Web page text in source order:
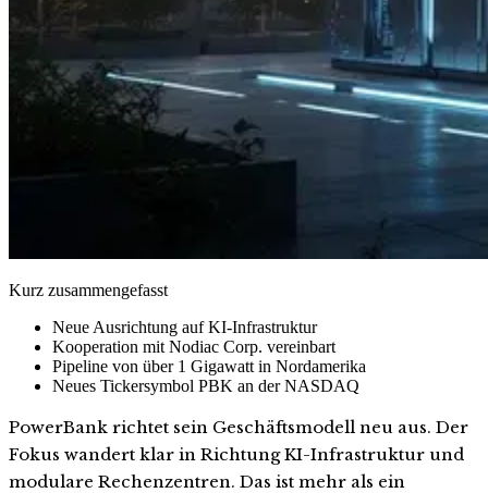
Kurz zusammengefasst
Neue Ausrichtung auf KI-Infrastruktur
Kooperation mit Nodiac Corp. vereinbart
Pipeline von über 1 Gigawatt in Nordamerika
Neues Tickersymbol PBK an der NASDAQ
PowerBank richtet sein Geschäftsmodell neu aus. Der
Fokus wandert klar in Richtung KI-Infrastruktur und
modulare Rechenzentren. Das ist mehr als ein